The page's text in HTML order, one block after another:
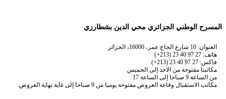
المسرح الوطني الجزائري محي الدين بشطارزي
العنوان: 10 شارع الحاج عمر، 16000، الجزائر
هاتف: 27 97 40 23 (213+)
فاكس: 27 97 40 23 (213+)
مكاتبنا مفتوحة من الاحد إلى الخميس
من الساعة 9 صباحا إلى الساعة 17 .
مكاتب الاستقبال وقاعة العروض مفتوحة يوميا من 9 صباحا إلى غاية نهاية العروض.